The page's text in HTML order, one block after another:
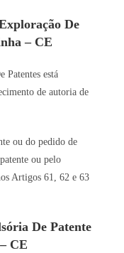
De
– CE
Patentes está
de autoria de
ou do pedido de
ou pelo
Artigos 61, 62 e 63
De Patente
CE